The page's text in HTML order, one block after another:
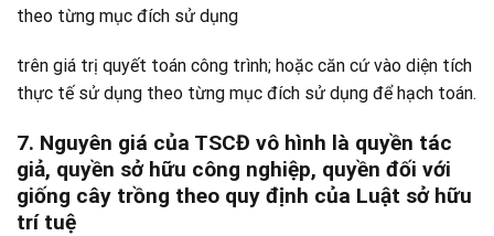
theo từng mục đích sử dụng
trên giá trị quyết toán công trình; hoặc căn cứ vào diện tích
thực tế sử dụng theo từng mục đích sử dụng để hạch toán.
7. Nguyên giá của TSCĐ vô hình là quyền tác
giả, quyền sở hữu công nghiệp, quyền đối với
giống cây trồng theo quy định của Luật sở hữu
trí tuệ